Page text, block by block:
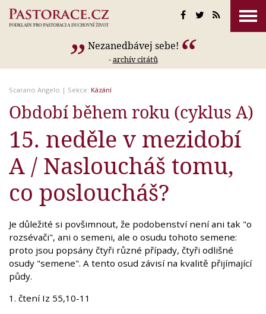
Nezanedbávej sebe!
-archív citátů
Scarano Angelo | Sekce: Kázání
Období během roku (cyklus A)
15. neděle v mezidobí
A / Nasloucháš tomu,
co posloucháš?
Je důležité si povšimnout, že podobenství není ani tak "o
rozsévači", ani o semeni, ale o osudu tohoto semene:
proto jsou popsány čtyři různé případy, čtyři odlišné
osudy "semene". A tento osud závisí na kvalitě přijímající
půdy.
1. čtení Iz 55,10-11